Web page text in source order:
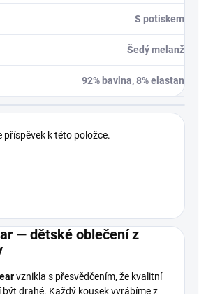
S potiskem
Šedý melanž
92% bavlna, 8% elastan
příspěvek k této položce.
— dětské oblečení z
vznikla s přesvědčením, že kvalitní
drahé. Každý kousek vyrábíme z